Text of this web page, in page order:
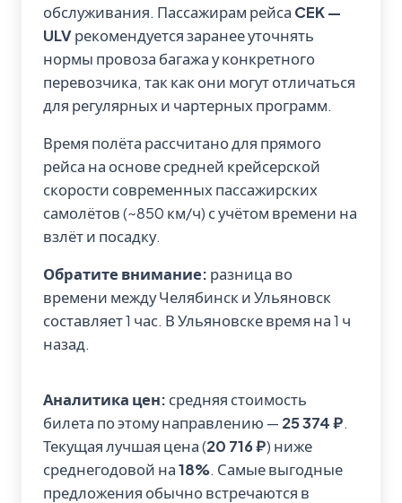
обслуживания. Пассажирам рейса CEK —
ULVрекомендуется заранее уточнять
нормы провоза багажа у конкретного
перевозчика, так как они могут отличаться
для регулярных и чартерных программ.
Время полёта рассчитано для прямого
рейса на основе средней крейсерской
скорости современных пассажирских
самолётов (~850 км/ч) с учётом времени на
взлёт и посадку.
Обратите внимание: разница во
времени между Челябинск и Ульяновск
составляет 1 час. В Ульяновске время на 1 ч
назад.
Аналитика цен: средняя стоимость
билета по этому направлению — 25 374 ₽.
Текущая лучшая цена (20 716 ₽) ниже
среднегодовой на18%. Самые выгодные
предложения обычно встречаются в